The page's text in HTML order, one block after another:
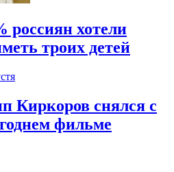
хотели
троих детей
Киркоров снялся с
фильме